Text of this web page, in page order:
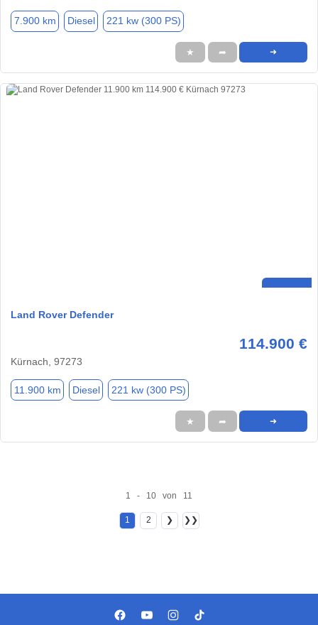
7.900 km Diesel 221 kw (300 PS)
★ ➦ ➜
Land Rover Defender
114.900 €
Kürnach, 97273
11.900 km Diesel 221 kw (300 PS)
★ ➦ ➜
1 - 10 von 11
1 2 ❯ ❯❯